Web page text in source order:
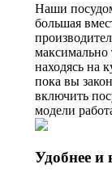
Наши
большая
находясь на
пока вы
включить
модели
Удобнее и